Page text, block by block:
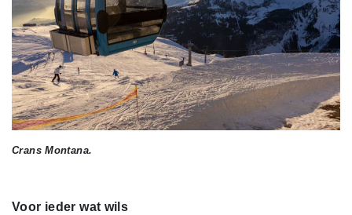
Crans Montana.
Voor ieder wat wils